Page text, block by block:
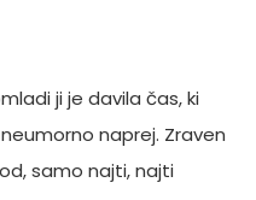
ji je davila čas, ki
naprej. Zraven
samo najti, najti